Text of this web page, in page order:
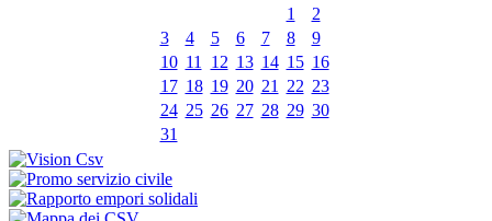
1
2
3
4 5 6 7 8
9
10 11 12 13 14 15 16
17 18 19 20 21 22 23
24 25 26 27 28 29 30
31